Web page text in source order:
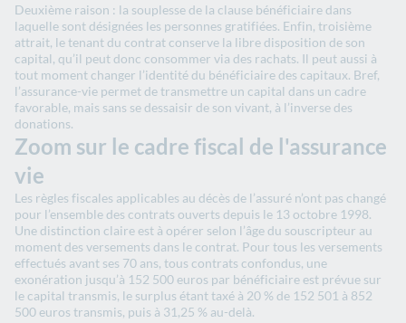
Deuxième raison : la souplesse de la clause bénéficiaire dans
laquelle sont désignées les personnes gratifiées. Enfin, troisième
attrait, le tenant du contrat conserve la libre disposition de son
capital, qu’il peut donc consommer via des rachats. Il peut aussi à
tout moment changer l’identité du bénéficiaire des capitaux. Bref,
l’assurance-vie permet de transmettre un capital dans un cadre
favorable, mais sans se dessaisir de son vivant, à l’inverse des
donations.
Zoom sur le cadre fiscal de l'assurance
vie
Les règles fiscales applicables au décès de l’assuré n’ont pas changé
pour l’ensemble des contrats ouverts depuis le 13 octobre 1998.
Une distinction claire est à opérer selon l’âge du souscripteur au
moment des versements dans le contrat. Pour tous les versements
effectués avant ses 70 ans, tous contrats confondus, une
exonération jusqu’à 152 500 euros par bénéficiaire est prévue sur
le capital transmis, le surplus étant taxé à 20 % de 152 501 à 852
500 euros transmis, puis à 31,25 % au-delà.